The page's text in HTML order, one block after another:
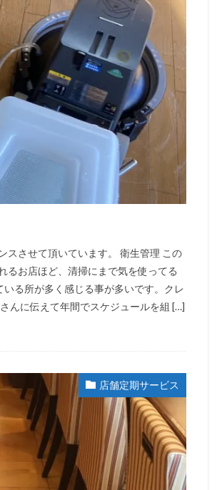
スさせて頂いています。 衛生管理 この
るお店ほど、清掃にまで気を使ってる
る所が多く感じる事が多いです。クレ
んに伝えて年間でスケジュールを組 […]
店舗定期サービス